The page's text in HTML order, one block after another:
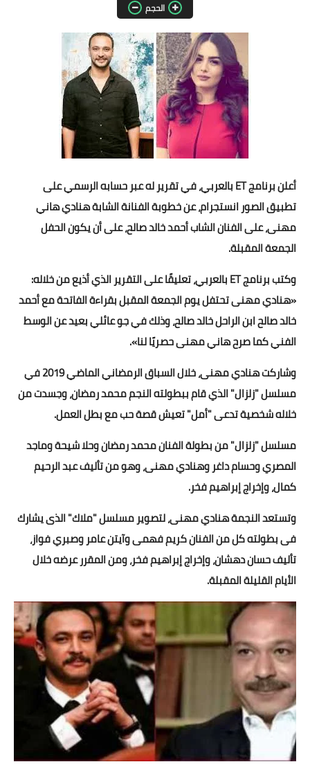
مقالات واراء
محافظات
القاهرة
القليوبية
الجيزة
الاسكندرية
الدقهلية
أسيوط
شمال سيناء
أخبار الرياضة
أخبار الفن
صحة
المزيد
المرأة والطفل
حكاية صورة
بداية tv
حوادث
الحجم
أعلن برنامج ET بالعربي، في تقرير له عبر حسابه الرسمي على
تطبيق الصور انستجرام، عن خطوبة الفنانة الشابة هنادي هاني
مهنى، على الفنان الشاب أحمد خالد صالح، على أن يكون الحفل
الجمعة المقبلة.
وكتب برنامج ET بالعربي، تعليقًا على التقرير الذي أذيع من خلاله:
«هنادي مهنى تحتفل يوم الجمعة المقبل بقراءة الفاتحة مع أحمد
خالد صالح ابن الراحل خالد صالح، وذلك في جو عائلي بعيد عن الوسط
الفني كما صرح هاني مهنى حصريًا لنا».
وشاركت هنادي مهنى، خلال السباق الرمضاني الماضي 2019 في
مسلسل "زلزال" الذي قام ببطولته النجم محمد رمضان، وجسدت من
خلاله شخصية تدعى "أمل" تعيش قصة حب مع بطل العمل.
مسلسل "زلزال" من بطولة الفنان محمد رمضان وحلا شيحة وماجد
المصري وحسام داغر وهنادي مهنى، وهو من تأليف عبد الرحيم
كمال، وإخراج إبراهيم فخر.
وتستعد النجمة هنادي مهنى، لتصوير مسلسل "ملاك" الذى يشارك
فى بطولته كل من الفنان كريم فهمى وآيتن عامر وصبري فواز،
تأليف حسان دهشان، وإخراج إبراهيم فخر، ومن المقرر عرضه خلال
الأيام القليلة المقبلة.